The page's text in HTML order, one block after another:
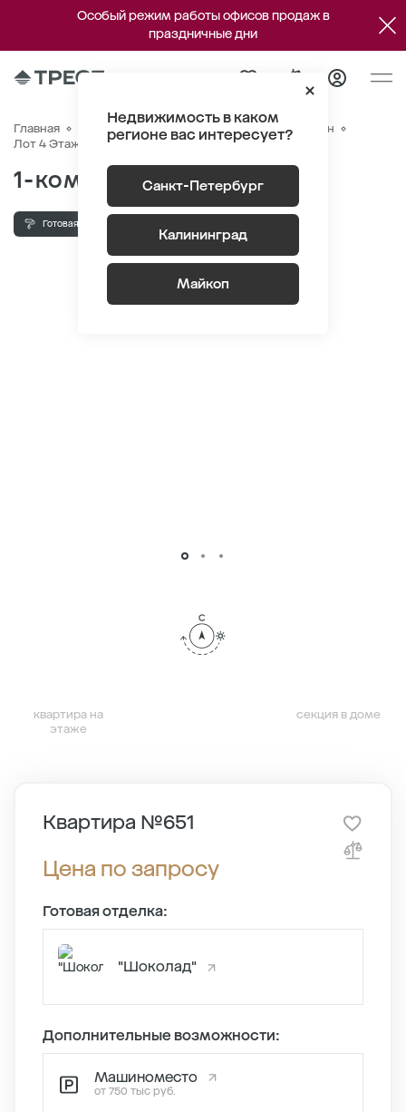
Особый режим работы офисов продаж в
праздничные дни
Недвижимость в каком
регионе вас интересует?
Санкт-Петербург
Калининград
Майкоп
Главная Квартиры
Генплан
Лот 4 Этаж 9
Секция 9 Квартира №651
1-комнатная 35.4 м
Готовая отделка
квартира на
этаже
секция в доме
Квартира №651
Цена по запросу
Готовая отделка:
"Шоколад"
Дополнительные возможности:
Машиноместо
от 750 тыс руб.